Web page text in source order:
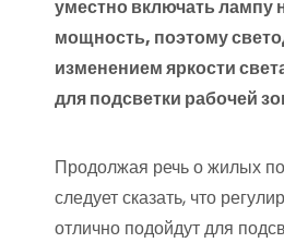
уместно включать лампу
мощность, поэтому
изменением яркости
для подсветки рабочей
Продолжая речь о жилых
следует сказать, что
отлично подойдут для